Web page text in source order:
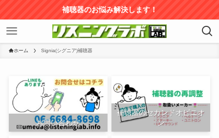
補聴器のお悩み解決します！
ホーム Signia(シグニア)補聴器
お問い合わせ
補聴器のセカンドオピニオ
ン